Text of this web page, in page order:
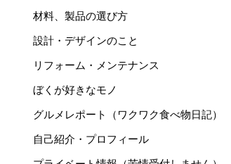
材料、製品の選び方
設計・デザインのこと
リフォーム・メンテナンス
ぼくが好きなモノ
グルメレポート（ワクワク食べ物日記）
自己紹介・プロフィール